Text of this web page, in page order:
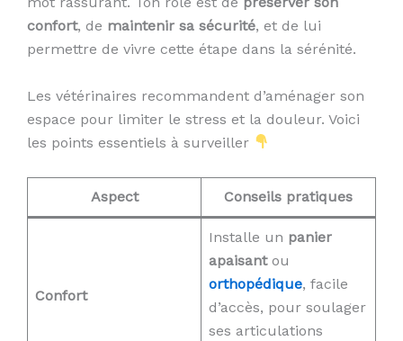
confort, de maintenir sa sécurité, et de lui
permettre de vivre cette étape dans la sérénité.
Les vétérinaires recommandent d’aménager son
espace pour limiter le stress et la douleur. Voici
les points essentiels à surveiller
Aspect Conseils pratiques
Confort
Installe un panier
apaisantou
orthopédique, facile
d’accès, pour soulager
ses articulations